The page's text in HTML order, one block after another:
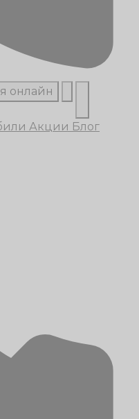
онлайн
Акции Блог